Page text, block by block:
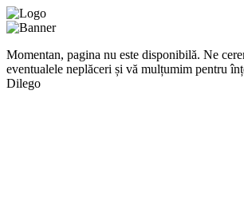
Momentan, pagina nu este disponibilă. Ne
eventualele neplăceri și vă mulțumim pentru
Dilego